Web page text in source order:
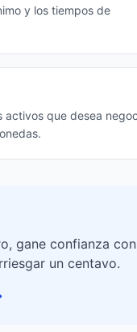
y los tiempos de
que desea
gane confianza
un centavo.